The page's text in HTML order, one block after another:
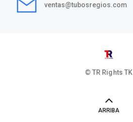
ventas@tubosregios.com
© TR RightsTK
ARRIBA